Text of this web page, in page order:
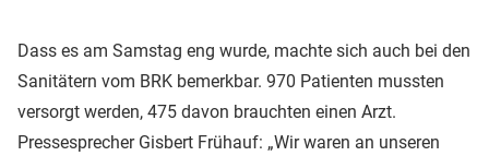
Dass es am Samstag eng wurde, machte sich auch bei den
Sanitätern vom BRK bemerkbar. 970 Patienten mussten
versorgt werden, 475 davon brauchten einen Arzt.
Pressesprecher Gisbert Frühauf: „Wir waren an unseren